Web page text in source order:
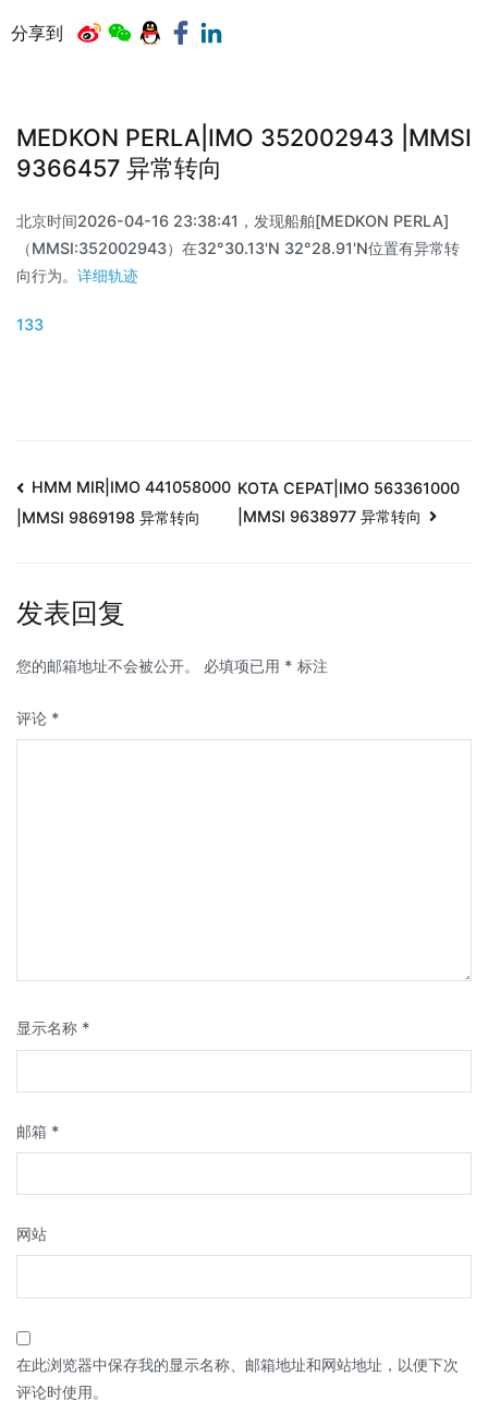
分享到
MEDKON PERLA|IMO 352002943 |MMSI
9366457 异常转向
北京时间2026-04-16 23:38:41，发现船舶[MEDKON PERLA]
（MMSI:352002943）在32°30.13'N 32°28.91'N位置有异常转
向行为。 详细轨迹
133
HMM MIR|IMO 441058000
|MMSI 9869198 异常转向
KOTA CEPAT|IMO 563361000
|MMSI 9638977 异常转向
发表回复
您的邮箱地址不会被公开。 必填项已用 * 标注
评论 *
显示名称 *
邮箱 *
网站
在此浏览器中保存我的显示名称、邮箱地址和网站地址，以便下次
评论时使用。